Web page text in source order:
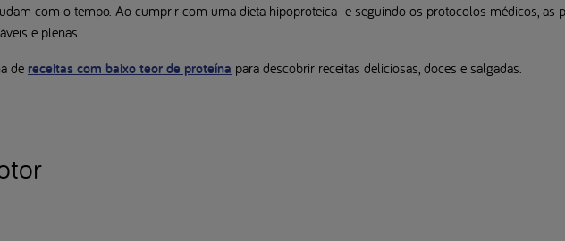
com o tempo. Ao cumprir com uma dieta hipoproteica e seguindo os protocolos médicos, as
e plenas.
de receitas com baixo teor de proteína para descobrir receitas deliciosas, doces e salgadas.